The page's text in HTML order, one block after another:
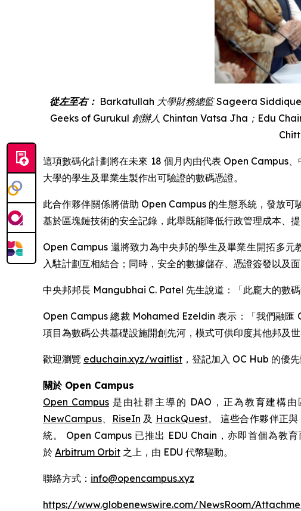
從左至右： Barkatullah 大學財務總監Sageera Siddique
Geeks of Gurukul 創辦人 Chintan Vatsa Jha ； Edu
這項數碼化計劃將在未來 18 個月內由代表 Open Campus
大學的學生及畢業生製作出可驗證的數碼憑證。
此合作夥伴關係將借助 Open Campus 的生態系統，發放
基於區塊鏈技術的安全記錄，此舉既能降低行政管理成本、
Open Campus 還將致力為中央邦的學生及畢業生開拓多
入駐計劃互相結合；同時，安全的數據儲存、憑證簽發以及
中央邦邦長 Mangubhai C. Patel 先生說道：「此龐大的數
Open Campus 總裁 Mohamed Ezeldin 表示：「我們融匯
項目為數碼公共基礎設施開創先河，模式可供印度其他邦及世
歡迎瀏覽 educhain.xyz/waitlist ，登記加入 OC Hub 的優
關於 Open Campus
Open Campus是由社群主導的 DAO，正為教育建構由
NewCampus
RiseIn 及 HackQuest。 這些合作夥伴正
統。 Open Campus 已推出 EDU Chain，亦即首個為教
於 Arbitrum Orbit 之上，由 EDU 代幣驅動。
聯絡方式： info@opencampus.xyz
https://www.globenewswire.com/NewsRoom/